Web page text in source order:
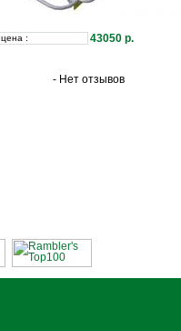
цена :
43050 р.
- Нет отзывов